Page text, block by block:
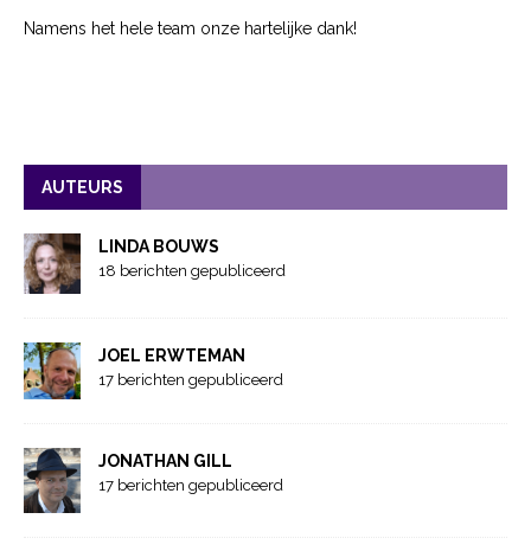
Namens het hele team onze hartelijke dank!
AUTEURS
LINDA BOUWS
18 berichten gepubliceerd
JOEL ERWTEMAN
17 berichten gepubliceerd
JONATHAN GILL
17 berichten gepubliceerd